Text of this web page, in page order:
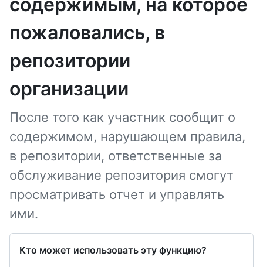
пожаловались, в
репозитории
организации
После того как участник сообщит о
содержимом, нарушающем правила,
в репозитории, ответственные за
обслуживание репозитория смогут
просматривать отчет и управлять
ими.
Кто может использовать эту функцию?